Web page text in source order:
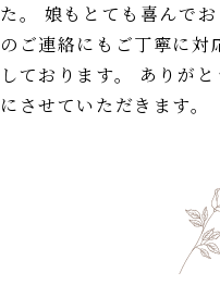
た。 娘もとても喜んで
のご連絡にもご丁寧に対
しております。 ありが
にさせていただきます。